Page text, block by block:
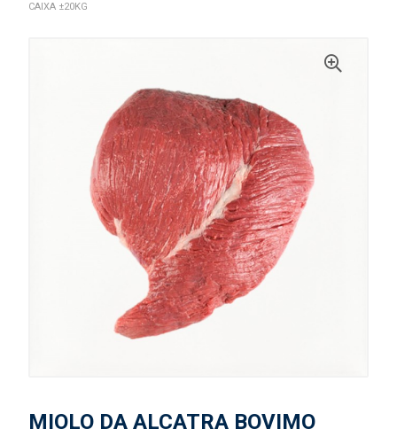
CAIXA ±20KG
MIOLO DA ALCATRA BOVIMO